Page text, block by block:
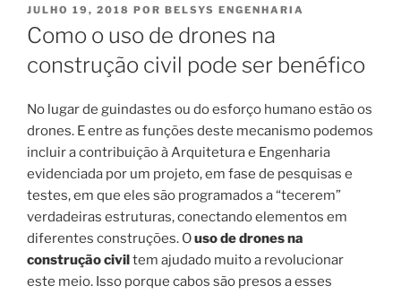
PUBLICADO
EM
JULHO 19, 2018 POR BELSYS ENGENHARIA
Como o uso de drones na
construção civil pode ser benéfico
No lugar de guindastes ou do esforço humano estão os
drones. E entre as funções deste mecanismo podemos
incluir a contribuição à Arquitetura e Engenharia
evidenciada por um projeto, em fase de pesquisas e
testes, em que eles são programados a “tecerem”
verdadeiras estruturas, conectando elementos em
diferentes construções. Ouso de drones na
construção civiltem ajudado muito a revolucionar
este meio. Isso porque cabos são presos a esses